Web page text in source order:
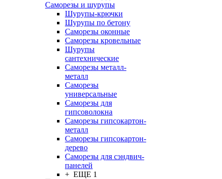
Саморезы и шурупы
Шурупы-крючки
Шурупы по бетону
Саморезы оконные
Саморезы кровельные
Шурупы
сантехнические
Саморезы металл-
металл
Саморезы
универсальные
Саморезы для
гипсоволокна
Саморезы гипсокартон-
металл
Саморезы гипсокартон-
дерево
Саморезы для сэндвич-
панелей
+ ЕЩЕ 1